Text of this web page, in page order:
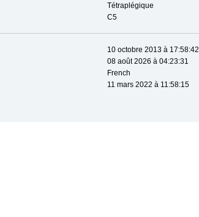
Tétraplégique
C5
10 octobre 2013 à 17:58:42
08 août 2026 à 04:23:31
French
11 mars 2022 à 11:58:15